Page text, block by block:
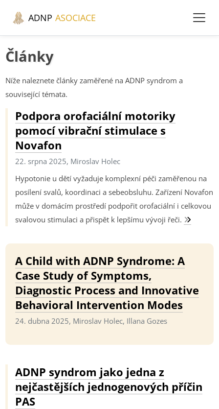
ADNP ASOCIACE
Články
Níže naleznete články zaměřené na ADNP syndrom a
související témata.
Podpora orofaciální motoriky
pomocí vibrační stimulace s
Novafon
22. srpna 2025, Miroslav Holec
Hypotonie u dětí vyžaduje komplexní péči zaměřenou na
posílení svalů, koordinaci a sebeobsluhu. Zařízení Novafon
může v domácím prostředí podpořit orofaciální i celkovou
svalovou stimulaci a přispět k lepšímu vývoji řeči.
A Child with ADNP Syndrome: A
Case Study of Symptoms,
Diagnostic Process and Innovative
Behavioral Intervention Modes
24. dubna 2025, Miroslav Holec, Illana Gozes
ADNP syndrom jako jedna z
nejčastějších jednogenových příčin
PAS